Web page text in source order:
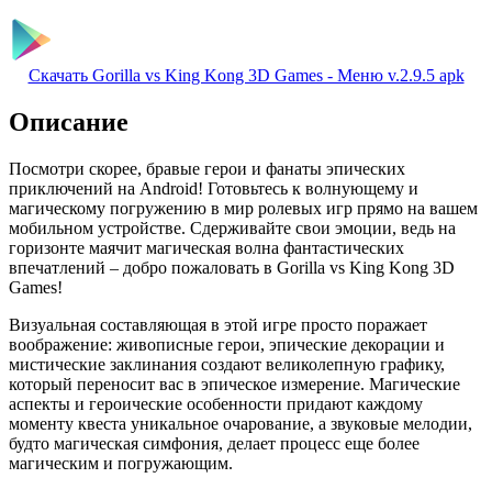
Скачать Gorilla vs King Kong 3D Games - Меню v.2.9.5 apk
Описание
Посмотри скорее, бравые герои и фанаты эпических
приключений на Android! Готовьтесь к волнующему и
магическому погружению в мир ролевых игр прямо на вашем
мобильном устройстве. Сдерживайте свои эмоции, ведь на
горизонте маячит магическая волна фантастических
впечатлений – добро пожаловать в Gorilla vs King Kong 3D
Games!
Визуальная составляющая в этой игре просто поражает
воображение: живописные герои, эпические декорации и
мистические заклинания создают великолепную графику,
который переносит вас в эпическое измерение. Магические
аспекты и героические особенности придают каждому
моменту квеста уникальное очарование, а звуковые мелодии,
будто магическая симфония, делает процесс еще более
магическим и погружающим.